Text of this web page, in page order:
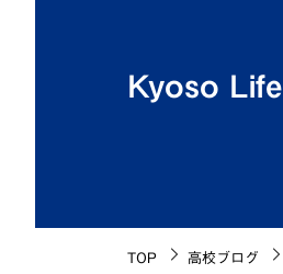
Kyoso Life
TOP 高校ブログ